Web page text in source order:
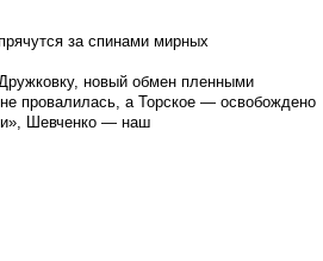
за спинами мирных
новый обмен пленными
провалилась, а Торское — освобождено
Шевченко — наш